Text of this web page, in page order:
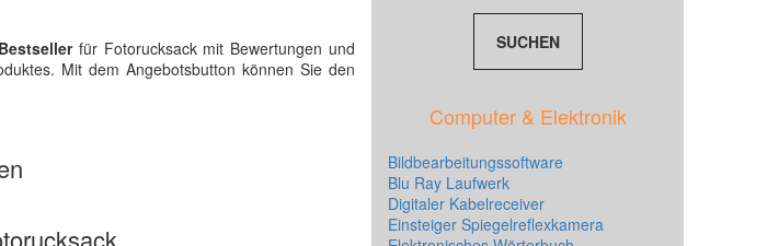
für Fotorucksack mit Bewertungen und
Mit dem Angebotsbutton können Sie den
Computer & Elektronik
Bildbearbeitungssoftware
Blu Ray Laufwerk
Digitaler Kabelreceiver
Einsteiger Spiegelreflexkamera